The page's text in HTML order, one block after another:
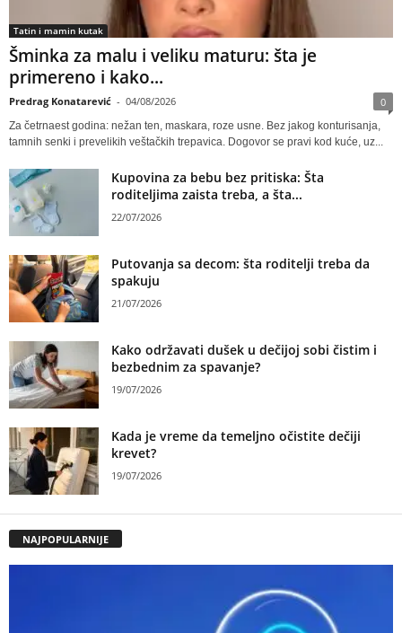
Tatin i mamin kutak
Šminka za malu i veliku maturu: šta je
primereno i kako...
Predrag Konatarević - 04/08/2026 0
Za četrnaest godina: nežan ten, maskara, roze usne. Bez jakog konturisanja,
tamnih senki i prevelikih veštačkih trepavica. Dogovor se pravi kod kuće, uz...
Kupovina za bebu bez pritiska: Šta
roditeljima zaista treba, a šta...
22/07/2026
Putovanja sa decom: šta roditelji treba da
spakuju
21/07/2026
Kako održavati dušek u dečijoj sobi čistim i
bezbednim za spavanje?
19/07/2026
Kada je vreme da temeljno očistite dečiji
krevet?
19/07/2026
NAJPOPULARNIJE